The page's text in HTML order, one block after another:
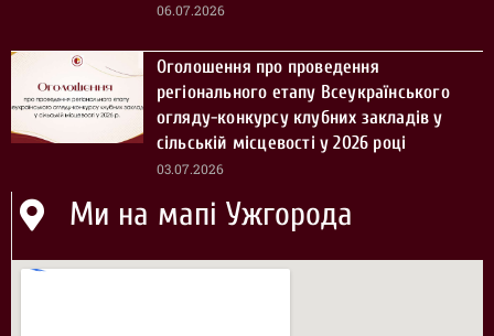
06.07.2026
Оголошення про проведення
регіонального етапу Всеукраїнського
огляду-конкурсу клубних закладів у
сільській місцевості у 2026 році
03.07.2026
Ми на мапі Ужгорода